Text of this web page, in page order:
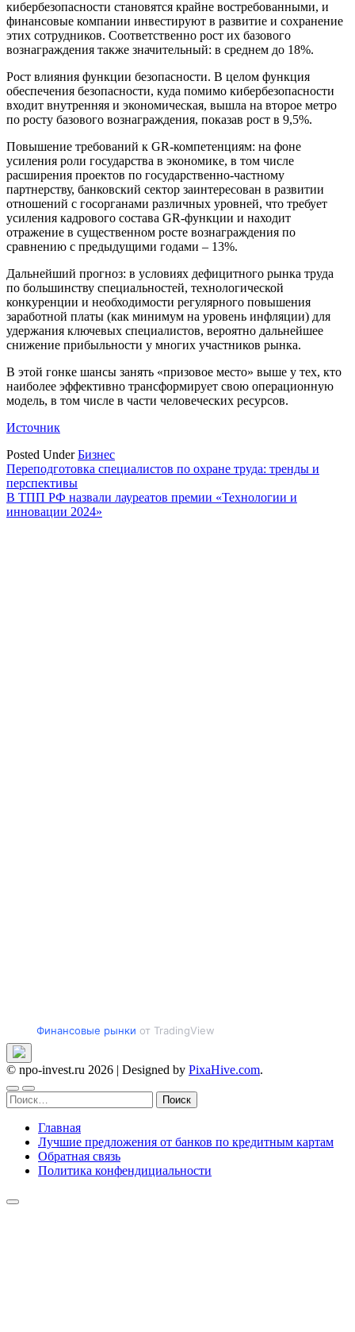
кибербезопасности становятся крайне востребованными, и
финансовые компании инвестируют в развитие и сохранение
этих сотрудников. Соответственно рост их базового
вознаграждения также значительный: в среднем до 18%.
Рост влияния функции безопасности. В целом функция
обеспечения безопасности, куда помимо кибербезопасности
входит внутренняя и экономическая, вышла на второе метро
по росту базового вознаграждения, показав рост в 9,5%.
Повышение требований к GR-компетенциям: на фоне
усиления роли государства в экономике, в том числе
расширения проектов по государственно-частному
партнерству, банковский сектор заинтересован в развитии
отношений с госорганами различных уровней, что требует
усиления кадрового состава GR-функции и находит
отражение в существенном росте вознаграждения по
сравнению с предыдущими годами – 13%.
Дальнейший прогноз: в условиях дефицитного рынка труда
по большинству специальностей, технологической
конкуренции и необходимости регулярного повышения
заработной платы (как минимум на уровень инфляции) для
удержания ключевых специалистов, вероятно дальнейшее
снижение прибыльности у многих участников рынка.
В этой гонке шансы занять «призовое место» выше у тех, кто
наиболее эффективно трансформирует свою операционную
модель, в том числе в части человеческих ресурсов.
Источник
Posted UnderБизнес
Навигация
по
записям
Переподготовка специалистов по охране труда: тренды и
перспективы
В ТПП РФ назвали лауреатов премии «Технологии и
инновации 2024»
Финансовые рынки от TradingView
© npo-invest.ru 2026 | Designed by PixaHive.com.
Найти:
Главная
Лучшие предложения от банков по кредитным картам
Обратная связь
Политика конфендициальности